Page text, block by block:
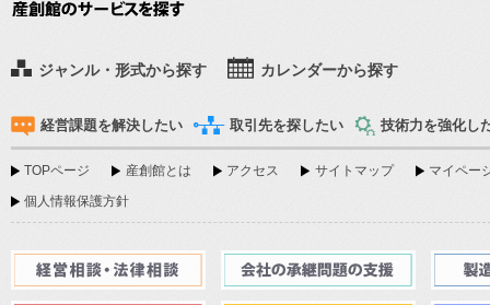
ジャンル・形式から探す カレンダーから探す
経営課題を解決したい 取引先を探したい 技術力を強化し
TOPページ 産創館とは アクセス サイトマップ
マイペー
個人情報保護方針